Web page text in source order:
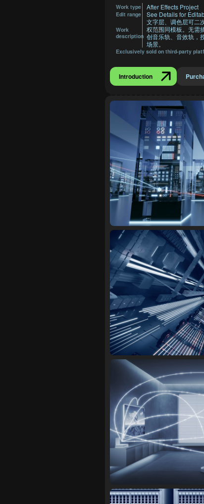
Work type After Effects Project
Edit range See Details for
Work
description
文字层、调色层可二
权范围同模板。无需
创音乐轨、音效轨，
场景。
Exclusively sold on third-party
Introduction